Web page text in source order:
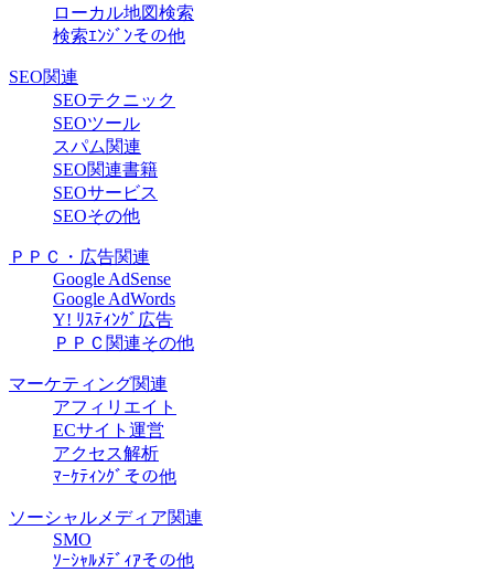
ローカル地図検索
検索ｴﾝｼﾞﾝその他
SEO関連
SEOテクニック
SEOツール
スパム関連
SEO関連書籍
SEOサービス
SEOその他
ＰＰＣ・広告関連
Google AdSense
Google AdWords
Y! ﾘｽﾃｨﾝｸﾞ広告
ＰＰＣ関連その他
マーケティング関連
アフィリエイト
ECサイト運営
アクセス解析
ﾏｰｹﾃｨﾝｸﾞその他
ソーシャルメディア関連
SMO
ｿｰｼｬﾙﾒﾃﾞｨｱその他